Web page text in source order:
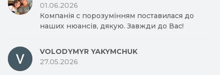
01.06.2026
Компанія с порозумінням поставилася до
наших нюансів, дякую. Завжди до Вас!
VOLODYMYR YAKYMCHUK
27.05.2026